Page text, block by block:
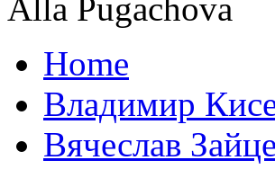
Alla Pugachova
Home
Владимир
Вячеслав